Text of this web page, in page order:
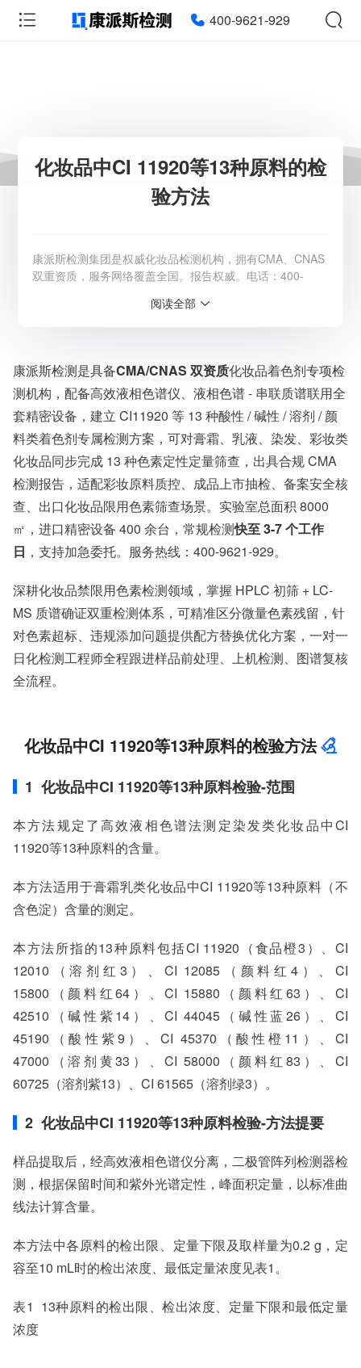
400-9621-929
化妆品中CI 11920等13种原料的检
验方法
康派斯检测集团是权威化妆品检测机构，拥有CMA、CNAS
双重资质，服务网络覆盖全国。报告权威。电话：400-
相关资质：可提供CMA、CNAS检测报告
服务模式：快递寄样、现场取样、人工送样
服务对象：企事业单位、高等院校、科研院所
服务方向：采购销售、竞标投标、生产研发、科研数据、诊
断优化、司法服务
检测标准：国家标准、行业标准、企业标准、地方标准、国
外标准、非标定制
阅读全部
康派斯检测是具备CMA/CNAS 双资质化妆品着色剂专项检
测机构，配备高效液相色谱仪、液相色谱 - 串联质谱联用全
套精密设备，建立 CI11920 等 13 种酸性 / 碱性 / 溶剂 / 颜
料类着色剂专属检测方案，可对膏霜、乳液、染发、彩妆类
化妆品同步完成 13 种色素定性定量筛查，出具合规 CMA
检测报告，适配彩妆原料质控、成品上市抽检、备案安全核
查、出口化妆品限用色素筛查场景。实验室总面积 8000
㎡，进口精密设备 400 余台，常规检测快至 3-7 个工作
日 ，支持加急委托。服务热线：400-9621-929。
深耕化妆品禁限用色素检测领域，掌握 HPLC 初筛 + LC-
MS 质谱确证双重检测体系，可精准区分微量色素残留，针
对色素超标、违规添加问题提供配方替换优化方案，一对一
日化检测工程师全程跟进样品前处理、上机检测、图谱复核
全流程。
化妆品中CI 11920等13种原料的检验方法
1 化妆品中CI 11920等13种原料检验-范围
本方法规定了高效液相色谱法测定染发类化妆品中CI
11920等13种原料的含量。
本方法适用于膏霜乳类化妆品中CI 11920等13种原料（不
含色淀）含量的测定。
本方法所指的13种原料包括CI 11920（食品橙3）、CI
12010（溶剂红3）、CI 12085（颜料红4）、CI
15800（颜料红64）、CI 15880（颜料红63）、CI
42510（碱性紫14）、CI 44045（碱性蓝26）、CI
45190（酸性紫9）、CI 45370（酸性橙11）、CI
47000（溶剂黄33）、CI 58000（颜料红83）、CI
60725（溶剂紫13）、CI 61565（溶剂绿3）。
2 化妆品中CI 11920等13种原料检验-方法提要
样品提取后，经高效液相色谱仪分离，二极管阵列检测器检
测，根据保留时间和紫外光谱定性，峰面积定量，以标准曲
线法计算含量。
本方法中各原料的检出限、定量下限及取样量为0.2 g，定
容至10 mL时的检出浓度、最低定量浓度见表1。
表1 13种原料的检出限、检出浓度、定量下限和最低定量
浓度